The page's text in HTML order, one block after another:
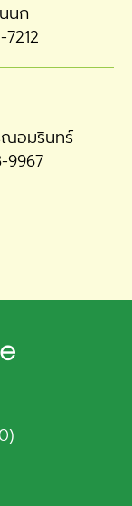
นก
ณอมรินทร์
9967